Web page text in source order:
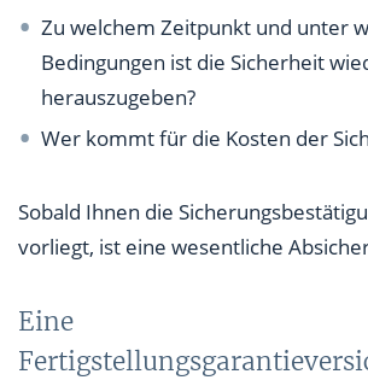
Zu welchem Zeitpunkt und unter
Bedingungen ist die Sicherheit
herauszugeben?
Wer kommt für die Kosten der
Sobald Ihnen die
vorliegt, ist eine wesentliche
Eine